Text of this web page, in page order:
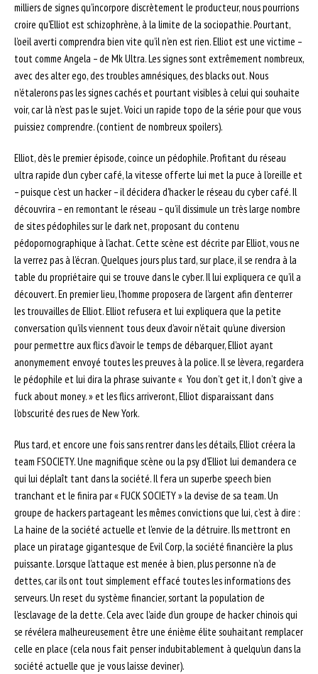
milliers de signes qu’incorpore discrètement le producteur, nous pourrions
croire qu’Elliot est schizophrène, à la limite de la sociopathie. Pourtant,
l’oeil averti comprendra bien vite qu’il n’en est rien. Elliot est une victime –
tout comme Angela – de Mk Ultra. Les signes sont extrêmement nombreux,
avec des alter ego, des troubles amnésiques, des blacks out. Nous
n’étalerons pas les signes cachés et pourtant visibles à celui qui souhaite
voir, car là n’est pas le sujet. Voici un rapide topo de la série pour que vous
puissiez comprendre. (contient de nombreux spoilers).
Elliot, dès le premier épisode, coince un pédophile. Profitant du réseau
ultra rapide d’un cyber café, la vitesse offerte lui met la puce à l’oreille et
– puisque c’est un hacker – il décidera d’hacker le réseau du cyber café. Il
découvrira – en remontant le réseau – qu’il dissimule un très large nombre
de sites pédophiles sur le dark net, proposant du contenu
pédopornographique à l’achat. Cette scène est décrite par Elliot, vous ne
la verrez pas à l’écran. Quelques jours plus tard, sur place, il se rendra à la
table du propriétaire qui se trouve dans le cyber. Il lui expliquera ce qu’il a
découvert. En premier lieu, l’homme proposera de l’argent afin d’enterrer
les trouvailles de Elliot. Elliot refusera et lui expliquera que la petite
conversation qu’ils viennent tous deux d’avoir n’était qu’une diversion
pour permettre aux flics d’avoir le temps de débarquer, Elliot ayant
anonymement envoyé toutes les preuves à la police. Il se lèvera, regardera
le pédophile et lui dira la phrase suivante « You don’t get it, I don’t give a
fuck about money. » et les flics arriveront, Elliot disparaissant dans
l’obscurité des rues de New York.
Plus tard, et encore une fois sans rentrer dans les détails, Elliot créera la
team FSOCIETY. Une magnifique scène ou la psy d’Elliot lui demandera ce
qui lui déplaît tant dans la société. Il fera un superbe speech bien
tranchant et le finira par « FUCK SOCIETY » la devise de sa team. Un
groupe de hackers partageant les mêmes convictions que lui, c’est à dire :
La haine de la société actuelle et l’envie de la détruire. Ils mettront en
place un piratage gigantesque de Evil Corp, la société financière la plus
puissante. Lorsque l’attaque est menée à bien, plus personne n’a de
dettes, car ils ont tout simplement effacé toutes les informations des
serveurs. Un reset du système financier, sortant la population de
l’esclavage de la dette. Cela avec l’aide d’un groupe de hacker chinois qui
se révélera malheureusement être une énième élite souhaitant remplacer
celle en place (cela nous fait penser indubitablement à quelqu’un dans la
société actuelle que je vous laisse deviner).